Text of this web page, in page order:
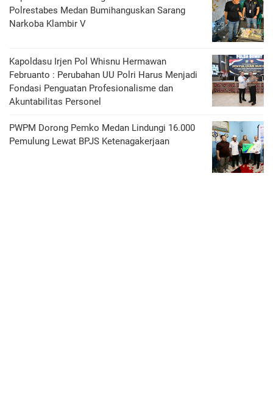
Polrestabes Medan Bumihanguskan Sarang
Narkoba Klambir V
Kapoldasu Irjen Pol Whisnu Hermawan
Februanto : Perubahan UU Polri Harus Menjadi
Fondasi Penguatan Profesionalisme dan
Akuntabilitas Personel
PWPM Dorong Pemko Medan Lindungi 16.000
Pemulung Lewat BPJS Ketenagakerjaan